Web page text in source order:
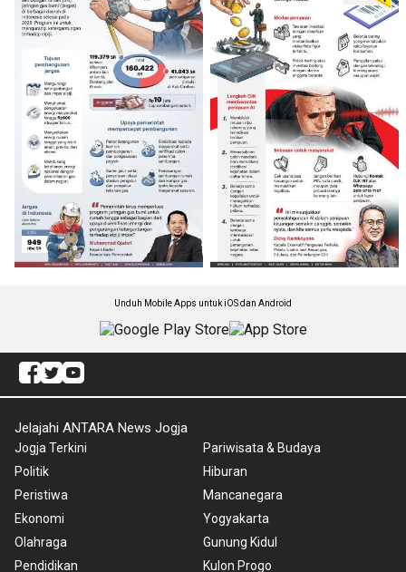
Unduh Mobile Apps untuk iOS dan Android
Jelajahi ANTARA News Jogja
Jogja Terkini
Politik
Peristiwa
Ekonomi
Olahraga
Pendidikan
Pariwisata & Budaya
Hiburan
Mancanegara
Yogyakarta
Gunung Kidul
Kulon Progo